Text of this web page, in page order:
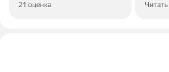
21 оценка